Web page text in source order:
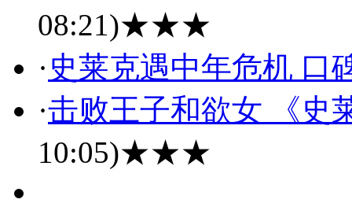
08:21)★★★
· 史莱克遇中年危机 口
·击败王子和欲女 《史
10:05)★★★